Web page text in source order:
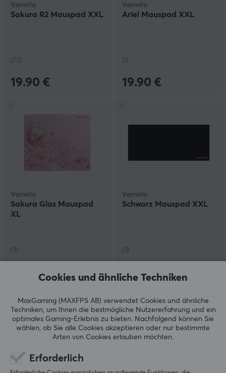
Varmilo
Sakura R2 Mauspad XXL
(77)
19.90 €
Varmilo
Ariel Mauspad XXL
(1)
19.90 €
Varmilo
Sakura Glas Mauspad
XL
(3)
89.90 €
Varmilo
Schwarz Mauspad XXL
(3)
19.90 €
Cookies und ähnliche Techniken
MaxGaming (MAXFPS AB) verwendet Cookies und ähnliche
Techniken, um Ihnen die bestmögliche Nutzererfahrung und ein
optimales Gaming-Erlebnis zu bieten.
Nachfolgend können Sie
wählen, ob Sie alle Cookies akzeptieren oder nur bestimmte
Arten von Cookies erlauben möchten.
Erforderlich